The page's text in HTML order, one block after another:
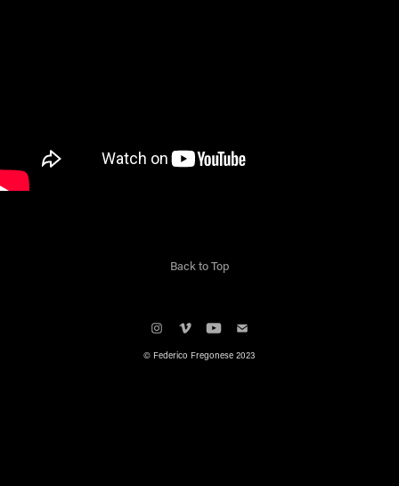
Back to Top
© Federico Fregonese 2023